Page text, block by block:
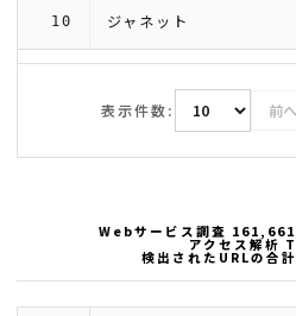
10 ジャネット
表示件数: 前へ
Webサービス調査 161,661
アクセス解析
検出されたURLの合